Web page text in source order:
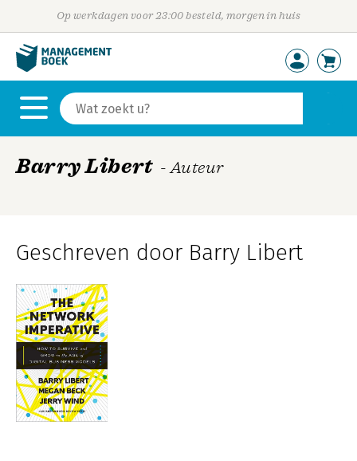
Op werkdagen voor 23:00 besteld, morgen in huis
Barry Libert - Auteur
Geschreven door Barry Libert